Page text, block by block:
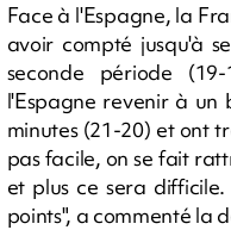
Face à l'Espagne, la
avoir compté jusqu'à
seconde période
l'Espagne revenir à un
minutes (21-20) et ont
pas facile, on se fait
et plus ce sera
points", a commenté la